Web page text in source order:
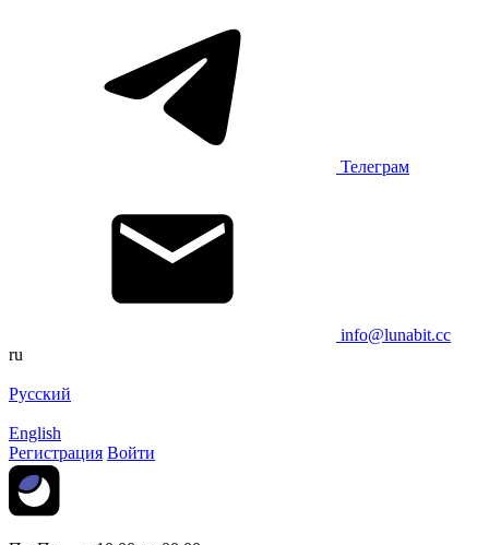
Телеграм
info@lunabit.cc
ru
Русский
English
Регистрация Войти